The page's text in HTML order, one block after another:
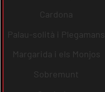
Cardona
Palau-solità i Plegamans
Margarida i els Monjos
Sobremunt